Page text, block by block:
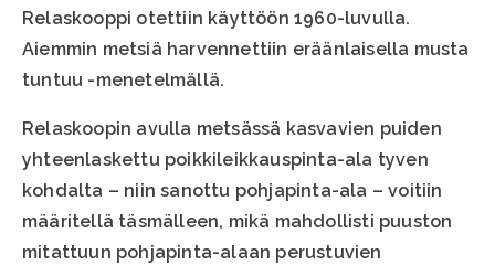
Relaskooppi otettiin käyttöön 1960-luvulla.
Aiemmin metsiä harvennettiin eräänlaisella musta
tuntuu -menetelmällä.
Relaskoopin avulla metsässä kasvavien puiden
yhteenlaskettu poikkileikkauspinta-ala tyven
kohdalta – niin sanottu pohjapinta-ala – voitiin
määritellä täsmälleen, mikä mahdollisti puuston
mitattuun pohjapinta-alaan perustuvien